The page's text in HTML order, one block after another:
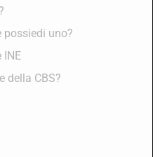
possiedi uno?
INE
della CBS?